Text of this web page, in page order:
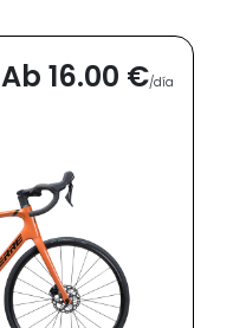
Ab 16.00 €/día